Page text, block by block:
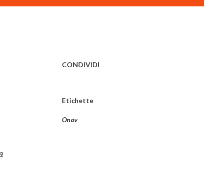
CONDIVIDI
Etichette
Onav